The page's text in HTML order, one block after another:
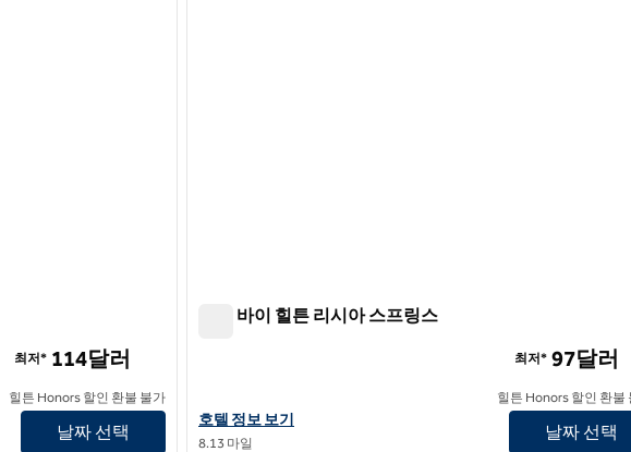
기
최저* 114달러
힐튼 Honors 할인 환불 불가
날짜 선택
트루 바이 힐튼 리시아 스프링스
트루 바이 힐튼 Lithia Springs 호텔 정보 보기
호텔 정보 보기
8.13 마일
최저* 97달러
힐튼 Honors 할인 환불
날짜 선택